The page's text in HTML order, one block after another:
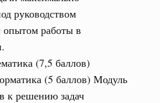
руководством
опытом работы в
(7,5 баллов)
(5 баллов) Модуль
к решению задач